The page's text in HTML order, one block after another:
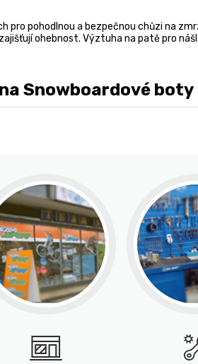
pro pohodlnou a bezpečnou chůzi na
ohebnost. Výztuha na patě pro
Snowboardové